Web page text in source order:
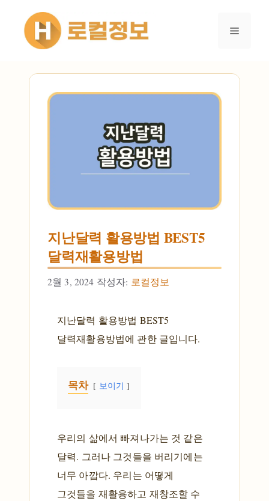
건너뛰기
메뉴
지난달력 활용방법 BEST5
달력재활용방법
2월 3, 2024 작성자: 로컬정보
지난달력 활용방법 BEST5
달력재활용방법에 관한 글입니다.
목차 보이기
우리의 삶에서 빠져나가는 것 같은
달력. 그러나 그것들을 버리기에는
너무 아깝다. 우리는 어떻게
그것들을 재활용하고 재창조할 수